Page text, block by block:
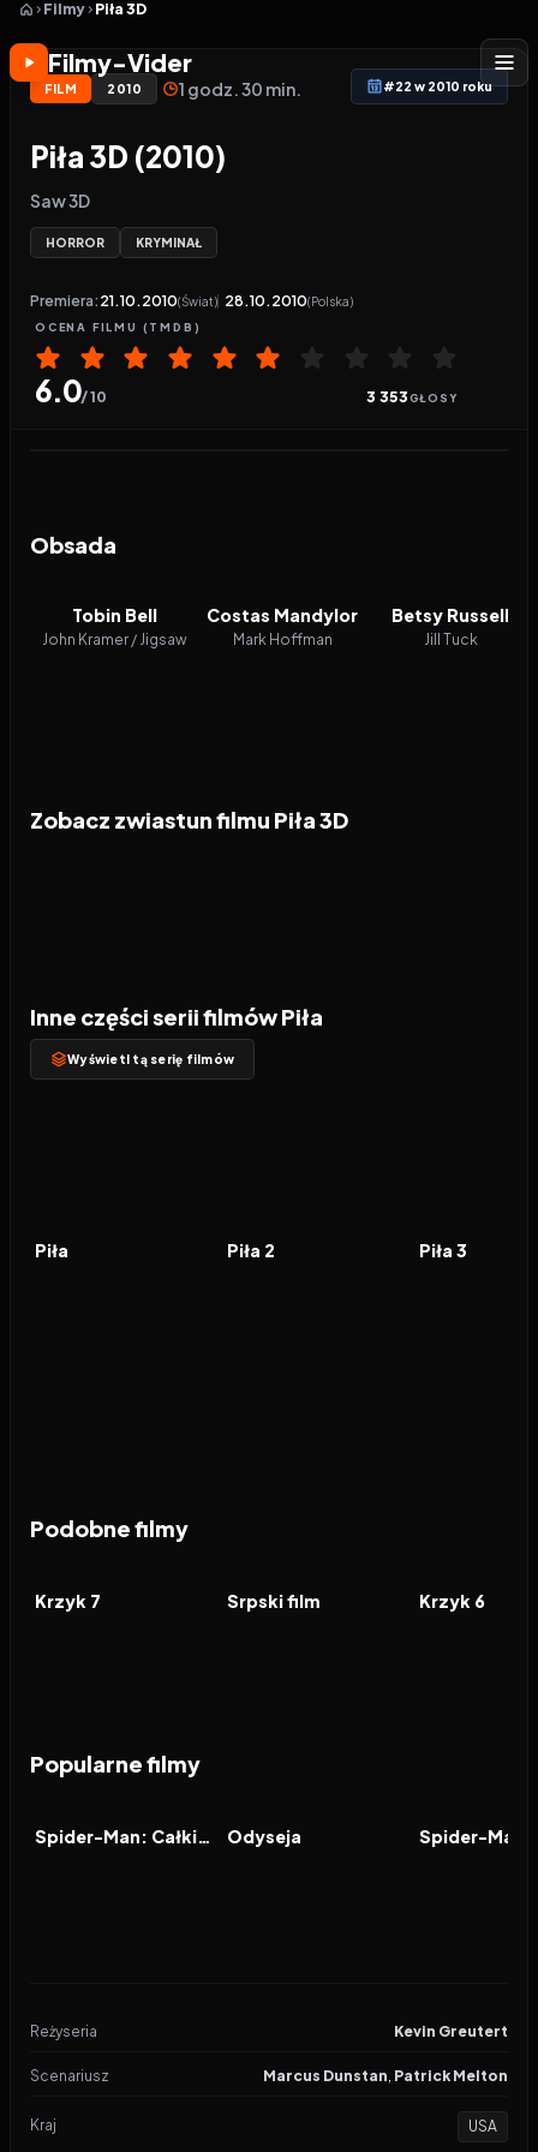
Filmy-Vider
Filmy Piła 3D
FILM 2010 1 godz. 30 min. #22 w 2010 roku
Piła 3D (2010)
Saw 3D
HORROR KRYMINAŁ
Premiera: 21.10.2010(Świat) 28.10.2010(Polska)
OCENA FILMU (TMDB)
6.0/ 10 3 353GŁOSY
Obsada
Tobin Bell
John Kramer / Jigsaw
Costas Mandylor
Mark Hoffman
Betsy Russell
Jill Tuck
Zobacz zwiastun filmu Piła 3D
Inne części serii filmów Piła
Wyświetl tą serię filmów
FILM
Piła FILM
Piła 2 FILM
Piła 3
Podobne filmy
FILM
Krzyk 7 FILM
Srpski film FILM
Krzyk 6
Popularne filmy
FILM Spider-Man: Całkiem nowy dzień FILM
Odyseja FILM
Reżyseria Kevin Greutert
Scenariusz Marcus Dunstan, Patrick Melton
Kraj USA